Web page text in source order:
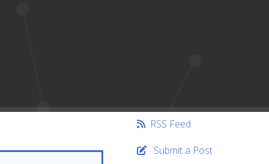
RSS Feed
Submit a Post